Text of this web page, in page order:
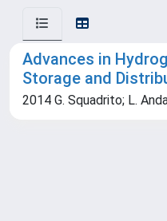
Advances in
Storage and
2014 G. Squadrito; L.